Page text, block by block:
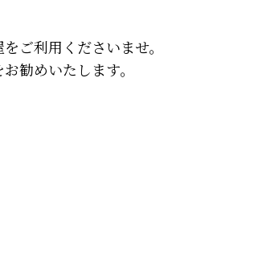
ご利用くださいませ。
勧めいたします。